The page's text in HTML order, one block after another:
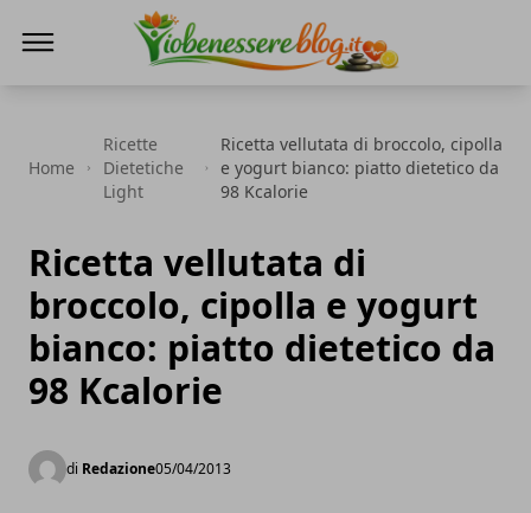
Home
Ricette
Dietetiche
Light
Ricetta vellutata di broccolo, cipolla
e yogurt bianco: piatto dietetico da
98 Kcalorie
Ricetta vellutata di
broccolo, cipolla e yogurt
bianco: piatto dietetico da
98 Kcalorie
di Redazione05/04/2013